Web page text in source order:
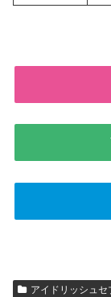
アイドリッシュセ